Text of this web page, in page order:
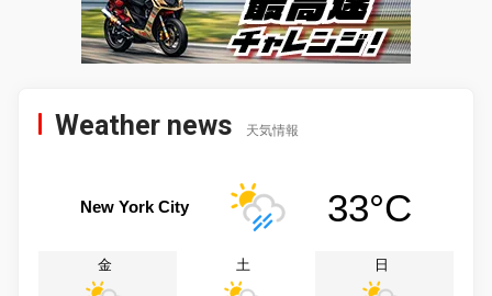
Weather news 天気情報
New York City 33°C
金 土 日